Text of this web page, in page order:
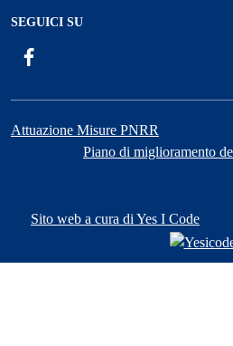
SEGUICI SU
Attuazione Misure PNRR
Piano di miglioramento
Sito web a cura di Yes I Code